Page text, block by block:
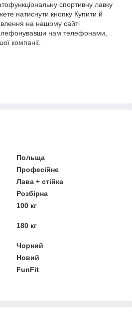
спортивну лавку
натиснути кнопку Купити й
на нашому сайті
нам телефонами,
компанії.
Польща
Професійне
Лава + стійка
Розбірна
100 кг
180 кг
Чорний
Новий
FunFit